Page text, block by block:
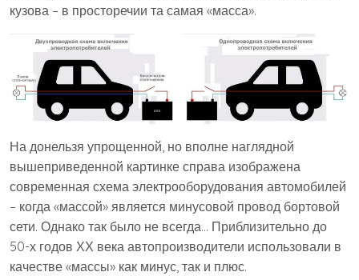
кузова – в просторечии та самая «масса».
На донельзя упрощенной, но вполне наглядной
вышеприведенной картинке справа изображена
современная схема электрооборудования автомобилей
– когда «массой» является минусовой провод бортовой
сети. Однако так было не всегда… Приблизительно до
50-х годов ХХ века автопроизводители использовали в
качестве «массы» как минус, так и плюс.